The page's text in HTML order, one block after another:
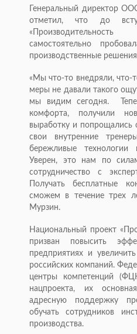
Генеральный директор
отметил, что до
самостоятельно
производственные
«Мы что-то внедряли, что-
меры не давали такого
мы видим сегодня.
комфорта, получили
выработку и попрощались
свои внутренние
бережливые
Уверен, это нам по
сотрудничество с
Получать бесплатные
сможем в течение трех
Мурзин.
Национальный проект
призван повысить
предприятиях и
российских компаний.
центры компетенций
нацпроекта, их
адресную поддержку
обучать сотрудников
производства.